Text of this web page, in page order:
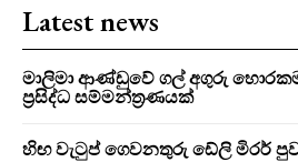
Latest news
මාලිමා ආණ්ඩුවේ ගල් අගුරු
ප්‍රසිද්ධ සම්මන්ත්‍රණයක්
හිඟ වැටුප් ගෙවනතුරු ඩේලි මිරර්